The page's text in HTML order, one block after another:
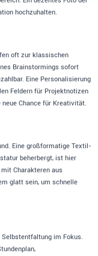
hochzuhalten.
oft zur klassischen
Brainstormings sofort
Eine Personalisierung
Feldern für Projektnotizen
Chance für Kreativität.
Eine großformatige Textil-
beherbergt, ist hier
Charakteren aus
glatt sein, um schnelle
im Fokus.